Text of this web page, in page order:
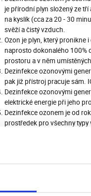
je přírodní plyn složený ze
na kyslík (cca za 20 - 30
svěží a čistý vzduch.
Ozon je plyn, který pronikne
naprosto dokonalého 100%
prostoru a v něm
Dezinfekce ozonovými
pak již přístroj pracuje sám.
Dezinfekce ozonovými
elektrické energie při jeho
Dezinfekce ozonem je od
prostředek pro všechny
že již při koncentracích
procesu dezinfekce ozonem:
který chcete
ideálně za přední sedadla a